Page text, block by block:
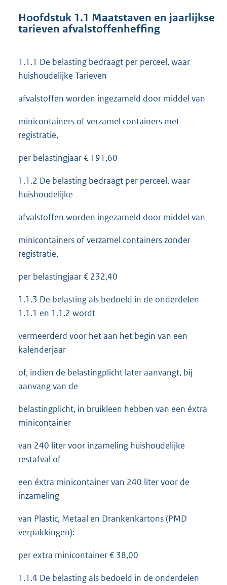
Hoofdstuk 1.1 Maatstaven en jaarlijkse
tarieven afvalstoffenheffing
1.1.1 De belasting bedraagt per perceel, waar
huishoudelijke Tarieven
afvalstoffen worden ingezameld door middel van
minicontainers of verzamel containers met
registratie,
per belastingjaar € 191,60
1.1.2 De belasting bedraagt per perceel, waar
huishoudelijke
afvalstoffen worden ingezameld door middel van
minicontainers of verzamel containers zonder
registratie,
per belastingjaar € 232,40
1.1.3 De belasting als bedoeld in de onderdelen
1.1.1 en 1.1.2 wordt
vermeerderd voor het aan het begin van een
kalenderjaar
of, indien de belastingplicht later aanvangt, bij
aanvang van de
belastingplicht, in bruikleen hebben van een éxtra
minicontainer
van 240 liter voor inzameling huishoudelijke
restafval of
een éxtra minicontainer van 240 liter voor de
inzameling
van Plastic, Metaal en Drankenkartons (PMD
verpakkingen):
per extra minicontainer € 38,00
1.1.4 De belasting als bedoeld in de onderdelen